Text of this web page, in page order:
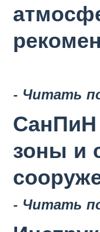
- Читать
СанПиН
зоны и
- Читать